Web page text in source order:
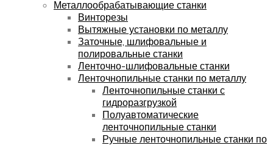
Металлообрабатывающие станки
Винторезы
Вытяжные установки по металлу
Заточные, шлифовальные и
полировальные станки
Ленточно-шлифовальные станки
Ленточнопильные станки по металлу
Ленточнопильные станки с
гидроразгрузкой
Полуавтоматические
ленточнопильные станки
Ручные ленточнопильные станки по